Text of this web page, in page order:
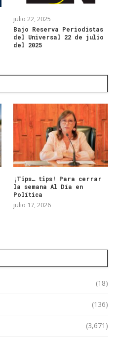
julio 22, 2025
Bajo Reserva Periodistas
del Universal 22 de julio
del 2025
¡Tips… tips! Para cerrar
la semana Al Día en
Política
julio 17, 2026
(18)
(136)
(3,671)